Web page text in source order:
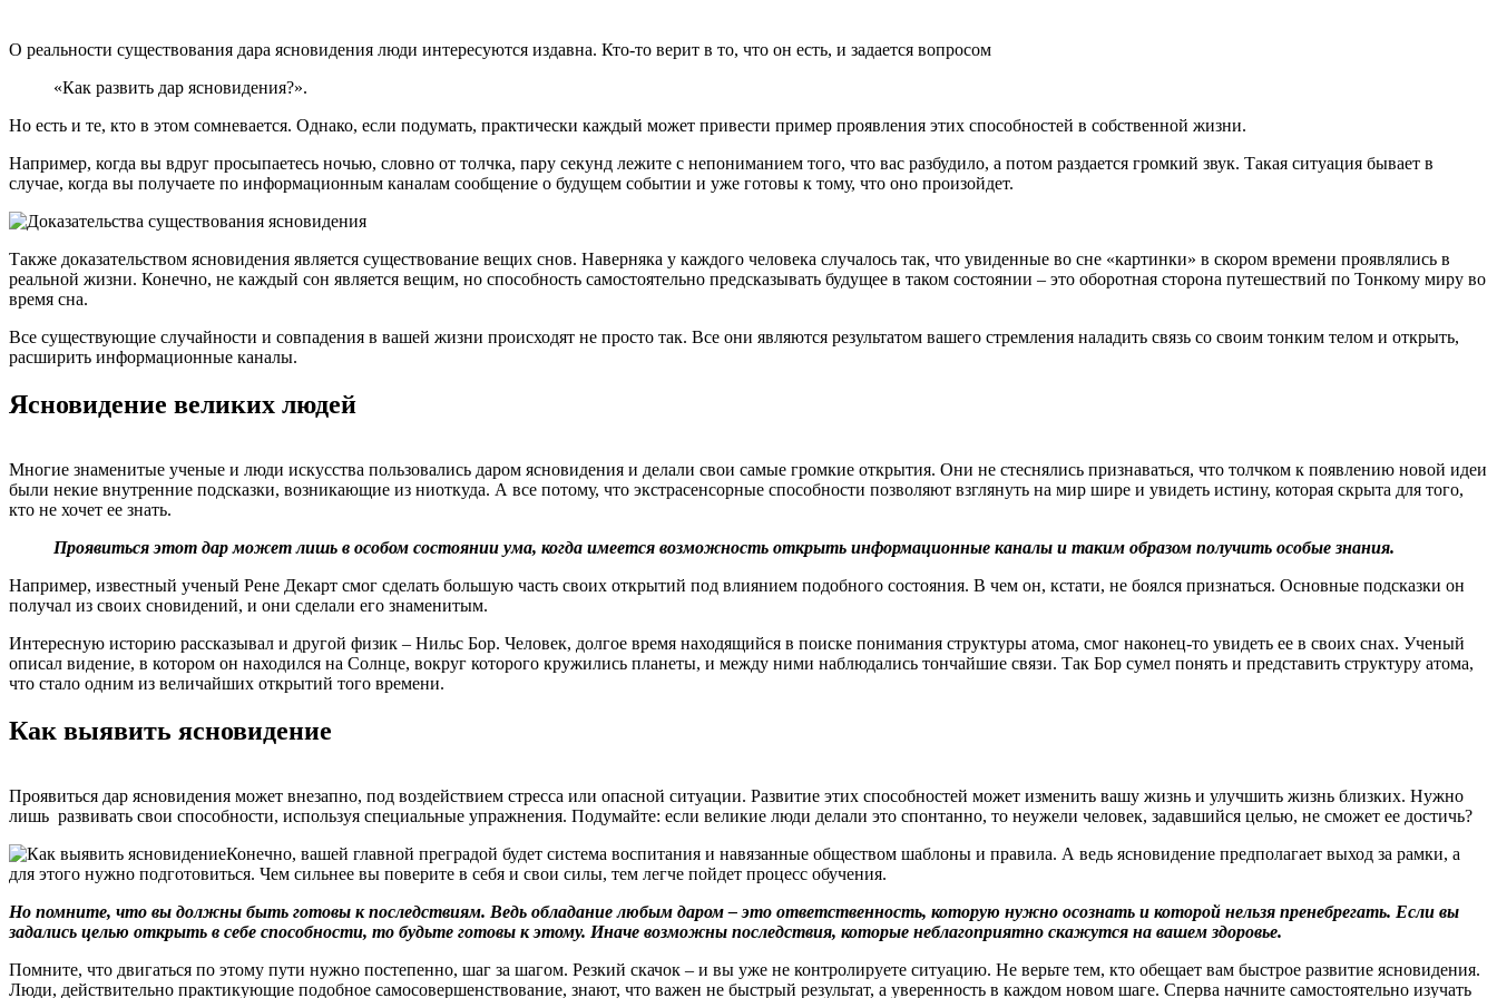
О реальности существования дара ясновидения люди интересуются издавна. Кто-то верит в то, что он есть, и задается вопросом
«Как развить дар ясновидения?».
Но есть и те, кто в этом сомневается. Однако, если подумать, практически каждый может привести пример проявления этих способностей в собственной жизни.
Например, когда вы вдруг просыпаетесь ночью, словно от толчка, пару секунд лежите с непониманием того, что вас разбудило, а потом раздается громкий звук. Такая ситуация бывает в
случае, когда вы получаете по информационным каналам сообщение о будущем событии и уже готовы к тому, что оно произойдет.
Также доказательством ясновидения является существование вещих снов. Наверняка у каждого человека случалось так, что увиденные во сне «картинки» в скором времени проявлялись в
реальной жизни. Конечно, не каждый сон является вещим, но способность самостоятельно предсказывать будущее в таком состоянии – это оборотная сторона путешествий по Тонкому миру во
время сна.
Все существующие случайности и совпадения в вашей жизни происходят не просто так. Все они являются результатом вашего стремления наладить связь со своим тонким телом и открыть,
расширить информационные каналы.
Ясновидение великих людей
Многие знаменитые ученые и люди искусства пользовались даром ясновидения и делали свои самые громкие открытия. Они не стеснялись признаваться, что толчком к появлению новой идеи
были некие внутренние подсказки, возникающие из ниоткуда. А все потому, что экстрасенсорные способности позволяют взглянуть на мир шире и увидеть истину, которая скрыта для того,
кто не хочет ее знать.
Проявиться этот дар может лишь в особом состоянии ума, когда имеется возможность открыть информационные каналы и таким образом получить особые знания.
Например, известный ученый Рене Декарт смог сделать большую часть своих открытий под влиянием подобного состояния. В чем он, кстати, не боялся признаться. Основные подсказки он
получал из своих сновидений, и они сделали его знаменитым.
Интересную историю рассказывал и другой физик – Нильс Бор. Человек, долгое время находящийся в поиске понимания структуры атома, смог наконец-то увидеть ее в своих снах. Ученый
описал видение, в котором он находился на Солнце, вокруг которого кружились планеты, и между ними наблюдались тончайшие связи. Так Бор сумел понять и представить структуру атома,
что стало одним из величайших открытий того времени.
Как выявить ясновидение
Проявиться дар ясновидения может внезапно, под воздействием стресса или опасной ситуации. Развитие этих способностей может изменить вашу жизнь и улучшить жизнь близких. Нужно
лишь развивать свои способности, используя специальные упражнения. Подумайте: если великие люди делали это спонтанно, то неужели человек, задавшийся целью, не сможет ее достичь?
Конечно, вашей главной преградой будет система воспитания и навязанные обществом шаблоны и правила. А ведь ясновидение предполагает выход за рамки, а
для этого нужно подготовиться. Чем сильнее вы поверите в себя и свои силы, тем легче пойдет процесс обучения.
Но помните, что вы должны быть готовы к последствиям. Ведь обладание любым даром – это ответственность, которую нужно осознать и которой нельзя пренебрегать. Если вы
задались целью открыть в себе способности, то будьте готовы к этому. Иначе возможны последствия, которые неблагоприятно скажутся на вашем здоровье.
Помните, что двигаться по этому пути нужно постепенно, шаг за шагом. Резкий скачок – и вы уже не контролируете ситуацию. Не верьте тем, кто обещает вам быстрое развитие ясновидения.
Люди, действительно практикующие подобное самосовершенствование, знают, что важен не быстрый результат, а уверенность в каждом новом шаге. Сперва начните самостоятельно изучать